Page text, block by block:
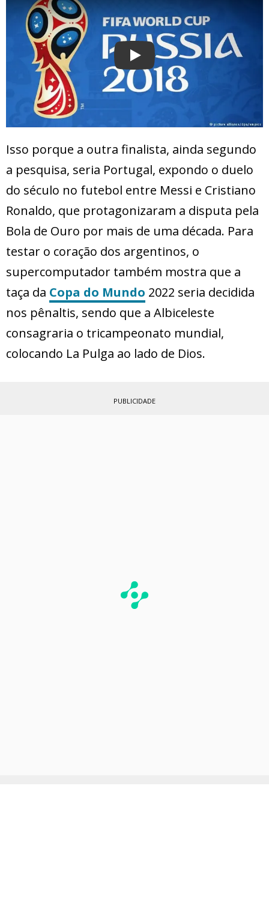
Play
Isso porque a outra finalista, ainda segundo
a pesquisa, seria Portugal, expondo o duelo
do século no futebol entre Messi e Cristiano
Ronaldo, que protagonizaram a disputa pela
Bola de Ouro por mais de uma década. Para
testar o coração dos argentinos, o
supercomputador também mostra que a
taça da Copa do Mundo 2022 seria decidida
nos pênaltis, sendo que a Albiceleste
consagraria o tricampeonato mundial,
colocando La Pulga ao lado de Dios.
PUBLICIDADE